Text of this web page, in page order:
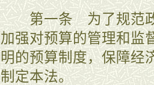
第一条 为了规范政
加强对预算的管理和监
明的预算制度，保障经
制定本法。